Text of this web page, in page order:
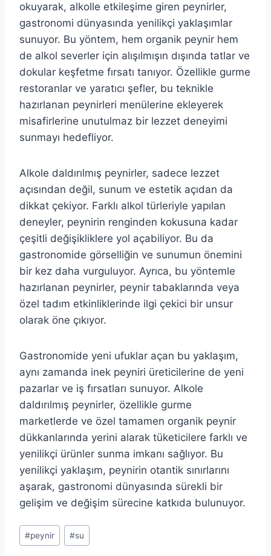
okuyarak, alkolle etkileşime giren peynirler,
gastronomi dünyasında yenilikçi yaklaşımlar
sunuyor. Bu yöntem, hem organik peynir hem
de alkol severler için alışılmışın dışında tatlar ve
dokular keşfetme fırsatı tanıyor. Özellikle gurme
restoranlar ve yaratıcı şefler, bu teknikle
hazırlanan peynirleri menülerine ekleyerek
misafirlerine unutulmaz bir lezzet deneyimi
sunmayı hedefliyor.
Alkole daldırılmış peynirler, sadece lezzet
açısından değil, sunum ve estetik açıdan da
dikkat çekiyor. Farklı alkol türleriyle yapılan
deneyler, peynirin renginden kokusuna kadar
çeşitli değişikliklere yol açabiliyor. Bu da
gastronomide görselliğin ve sunumun önemini
bir kez daha vurguluyor. Ayrıca, bu yöntemle
hazırlanan peynirler, peynir tabaklarında veya
özel tadım etkinliklerinde ilgi çekici bir unsur
olarak öne çıkıyor.
Gastronomide yeni ufuklar açan bu yaklaşım,
aynı zamanda inek peyniri üreticilerine de yeni
pazarlar ve iş fırsatları sunuyor. Alkole
daldırılmış peynirler, özellikle gurme
marketlerde ve özel tamamen organik peynir
dükkanlarında yerini alarak tüketicilere farklı ve
yenilikçi ürünler sunma imkanı sağlıyor. Bu
yenilikçi yaklaşım, peynirin otantik sınırlarını
aşarak, gastronomi dünyasında sürekli bir
gelişim ve değişim sürecine katkıda bulunuyor.
Post
Tags:
#peynir #su